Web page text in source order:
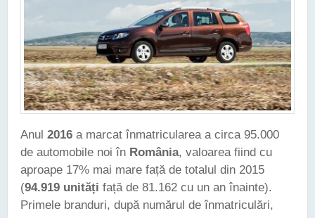
Anul 2016 a marcat înmatricularea a circa 95.000
de automobile noi în România, valoarea fiind cu
aproape 17% mai mare față de totalul din 2015
(94.919 unități față de 81.162 cu un an înainte).
Primele branduri, după numărul de înmatriculări,